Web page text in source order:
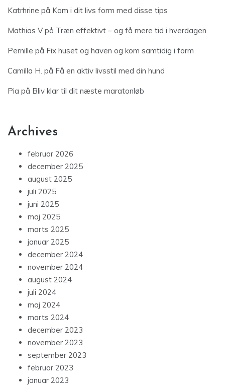
Katrhrine på Kom i dit livs form med disse tips
Mathias Vpå Træn effektivt – og få mere tid i hverdagen
Pernille på Fix huset og haven og kom samtidig i form
Camilla H. på Få en aktiv livsstil med din hund
Pia på Bliv klar til dit næste maratonløb
Archives
februar 2026
december 2025
august 2025
juli 2025
juni 2025
maj 2025
marts 2025
januar 2025
december 2024
november 2024
august 2024
juli 2024
maj 2024
marts 2024
december 2023
november 2023
september 2023
februar 2023
januar 2023